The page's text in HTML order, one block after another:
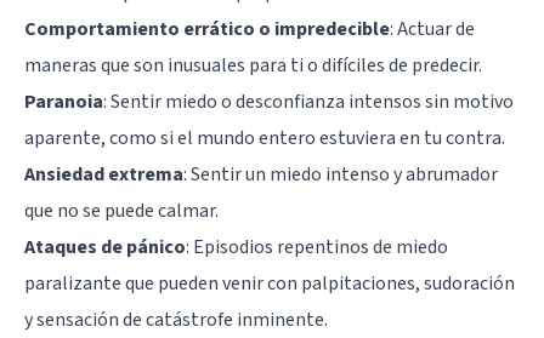
Comportamiento errático o impredecible: Actuar de
maneras que son inusuales para ti o difíciles de predecir.
Paranoia: Sentir miedo o desconfianza intensos sin motivo
aparente, como si el mundo entero estuviera en tu contra.
Ansiedad extrema: Sentir un miedo intenso y abrumador
que no se puede calmar.
Ataques de pánico: Episodios repentinos de miedo
paralizante que pueden venir con palpitaciones, sudoración
y sensación de catástrofe inminente.